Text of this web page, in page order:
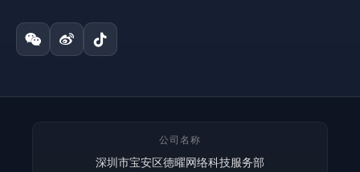
公司名称
深圳市宝安区德曜网络科技服务部